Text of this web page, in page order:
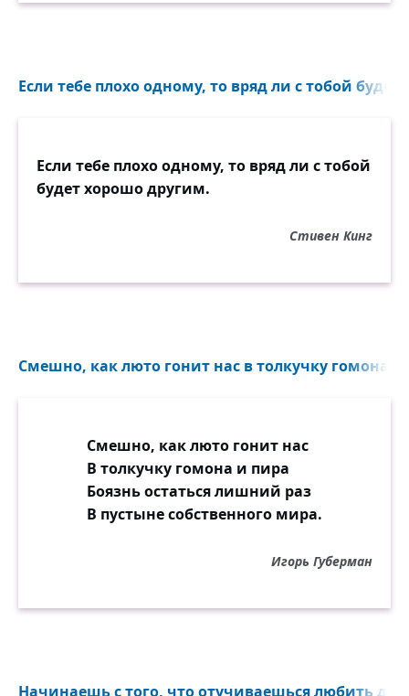
Если тебе плохо одному, то вряд ли с тобой
Если тебе плохо одному, то вряд ли с тобой
будет хорошо другим.
Стивен Кинг
Смешно, как люто гонит нас в толкучку гомона и
Смешно, как люто гонит нас
В толкучку гомона и пира
Боязнь остаться лишний раз
В пустыне собственного мира.
Игорь Губерман
Начинаешь с того, что отучиваешься любить